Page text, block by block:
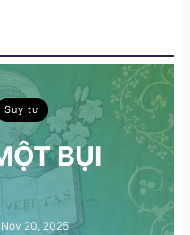
Suy tư
BỤI
Nov 20, 2025